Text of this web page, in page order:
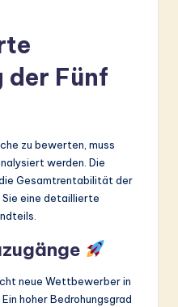
der Fünf
zu bewerten, muss
werden. Die
Gesamtrentabilität der
Sie eine detaillierte
neue Wettbewerber in
hoher Bedrohungsgrad